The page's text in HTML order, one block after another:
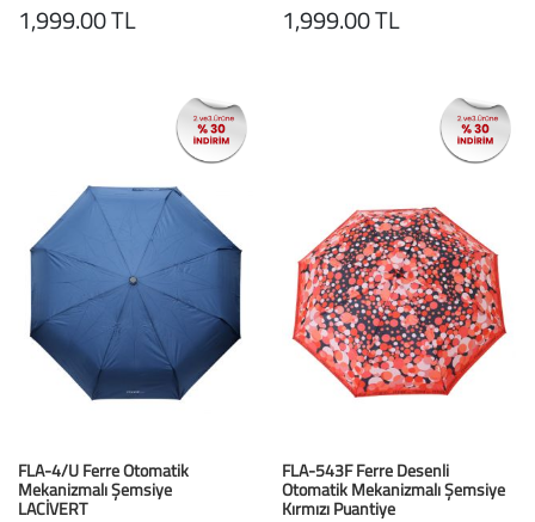
1,999.00 TL 1,999.00 TL
FLA-4/U Ferre Otomatik
Mekanizmalı Şemsiye
LACİVERT
FLA-543F Ferre Desenli
Otomatik Mekanizmalı Şemsiye
Kırmızı Puantiye